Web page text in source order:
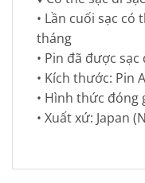
• Lần cuối sạc
tháng
• Pin đã được
• Kích thước: Pin
• Hình thức đóng
• Xuất xứ: Japan